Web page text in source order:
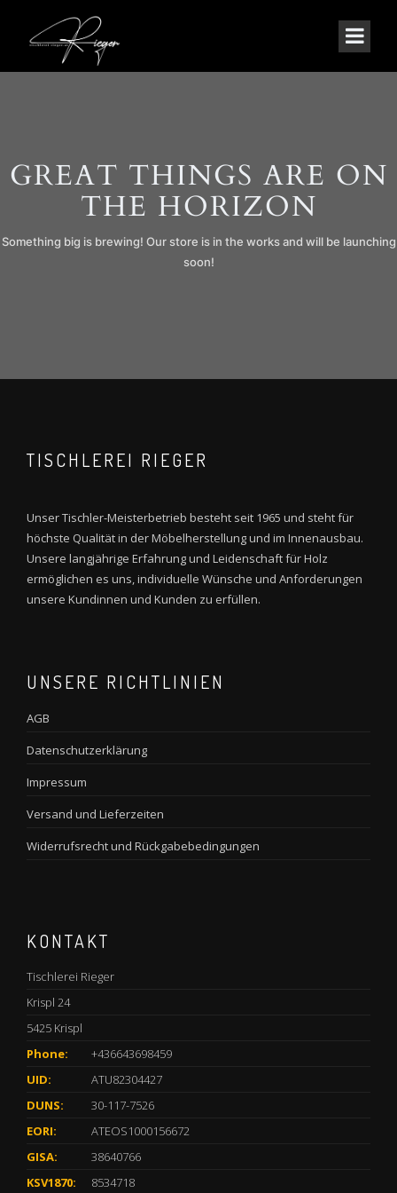
GREAT THINGS ARE ON
THE HORIZON
Something big is brewing! Our store is in the works and will be launching
soon!
TISCHLEREI RIEGER
Unser Tischler-Meisterbetrieb besteht seit 1965 und steht für
höchste Qualität in der Möbelherstellung und im Innenausbau.
Unsere langjährige Erfahrung und Leidenschaft für Holz
ermöglichen es uns, individuelle Wünsche und Anforderungen
unsere Kundinnen und Kunden zu erfüllen.
UNSERE RICHTLINIEN
AGB
Datenschutzerklärung
Impressum
Versand und Lieferzeiten
Widerrufsrecht und Rückgabebedingungen
KONTAKT
Tischlerei Rieger
Krispl 24
5425 Krispl
Phone:
+436643698459
UID:
ATU82304427
DUNS:
30-117-7526
EORI:
ATEOS1000156672
GISA:
38640766
KSV1870:
8534718